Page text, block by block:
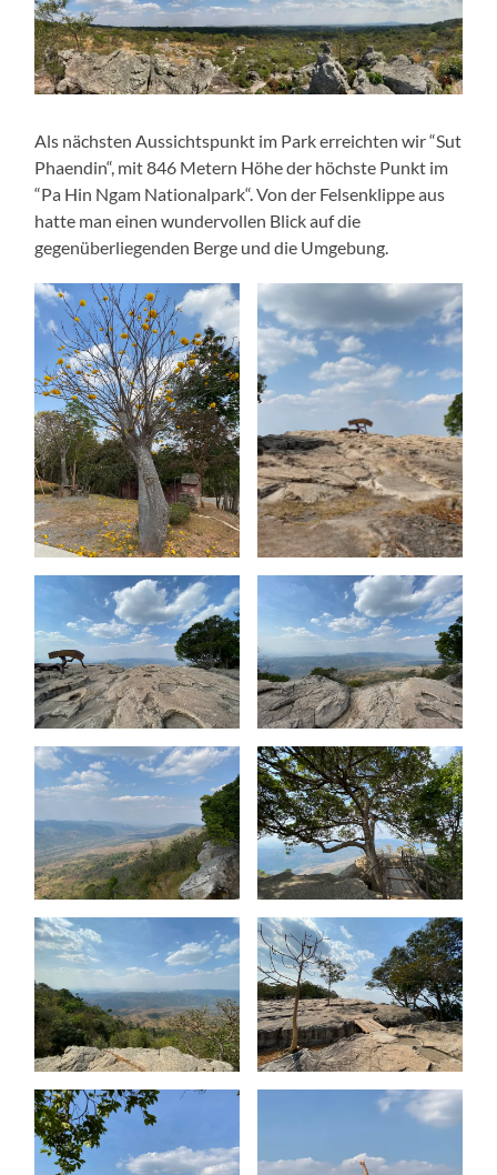
Als nächsten Aussichtspunkt im Park erreichten wir “Sut
Phaendin“, mit 846 Metern Höhe der höchste Punkt im
“Pa Hin Ngam Nationalpark“. Von der Felsenklippe aus
hatte man einen wundervollen Blick auf die
gegenüberliegenden Berge und die Umgebung.